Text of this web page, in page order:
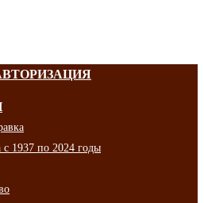
с 1937 по 2024 годы